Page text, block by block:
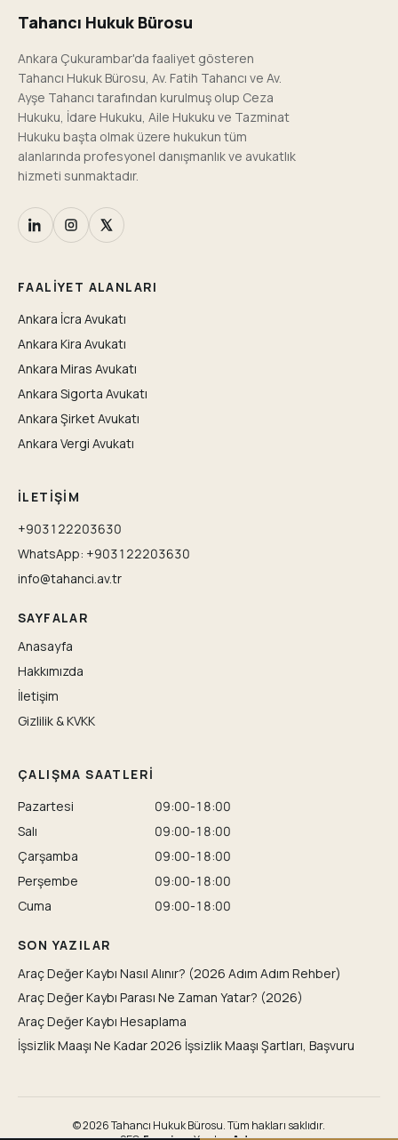
Tahancı Hukuk Bürosu
Ankara Çukurambar'da faaliyet gösteren
Tahancı Hukuk Bürosu, Av. Fatih Tahancı ve Av.
Ayşe Tahancı tarafından kurulmuş olup Ceza
Hukuku, İdare Hukuku, Aile Hukuku ve Tazminat
Hukuku başta olmak üzere hukukun tüm
alanlarında profesyonel danışmanlık ve avukatlık
hizmeti sunmaktadır.
FAALIYET ALANLARI
Ankara İcra Avukatı
Ankara Kira Avukatı
Ankara Miras Avukatı
Ankara Sigorta Avukatı
Ankara Şirket Avukatı
Ankara Vergi Avukatı
İLETIŞIM
+903122203630
WhatsApp: +903122203630
info@tahanci.av.tr
SAYFALAR
Anasayfa
Hakkımızda
İletişim
Gizlilik & KVKK
ÇALIŞMA SAATLERI
Pazartesi
09:00-18:00
Salı
09:00-18:00
Çarşamba
09:00-18:00
Perşembe
09:00-18:00
Cuma
09:00-18:00
SON YAZILAR
Araç Değer Kaybı Nasıl Alınır? (2026 Adım Adım Rehber)
Araç Değer Kaybı Parası Ne Zaman Yatar? (2026)
Araç Değer Kaybı Hesaplama
İşsizlik Maaşı Ne Kadar 2026 İşsizlik Maaşı Şartları, Başvuru
© 2026 Tahancı Hukuk Bürosu. Tüm hakları saklıdır.